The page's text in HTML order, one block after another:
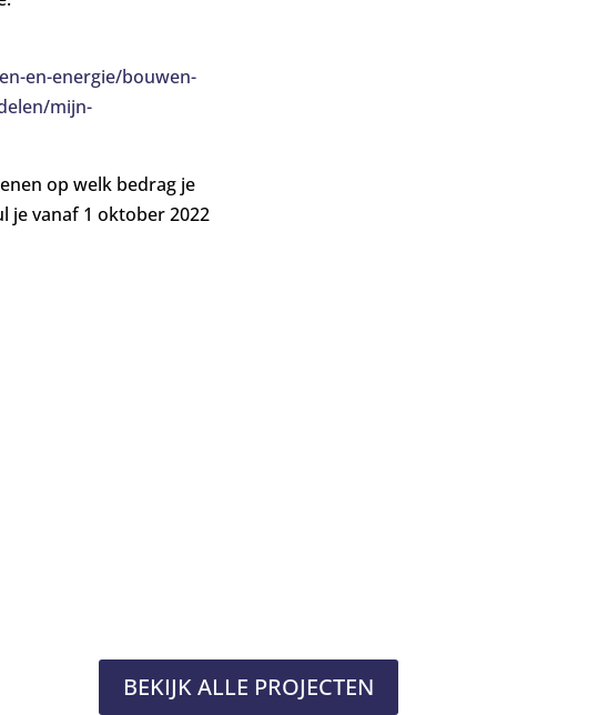
en-energie/bouwen-
mijn-
op welk bedrag je
je vanaf 1 oktober 2022
BEKIJK ALLE PROJECTEN